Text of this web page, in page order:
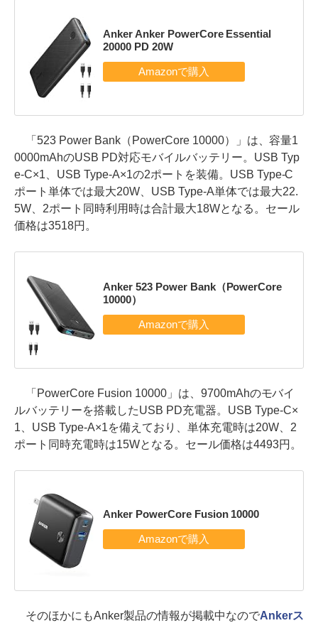
Anker Anker PowerCore Essential
20000 PD 20W
「523 Power Bank（PowerCore 10000）」は、容量1
0000mAhのUSB PD対応モバイルバッテリー。USB Typ
e-C×1、USB Type-A×1の2ポートを装備。USB Type-C
ポート単体では最大20W、USB Type-A単体では最大22.
5W、2ポート同時利用時は合計最大18Wとなる。セール
価格は3518円。
Anker 523 Power Bank（PowerCore
10000）
「PowerCore Fusion 10000」は、9700mAhのモバイ
ルバッテリーを搭載したUSB PD充電器。USB Type-C×
1、USB Type-A×1を備えており、単体充電時は20W、2
ポート同時充電時は15Wとなる。セール価格は4493円。
Anker PowerCore Fusion 10000
そのほかにもAnker製品の情報が掲載中なのでAnkerス